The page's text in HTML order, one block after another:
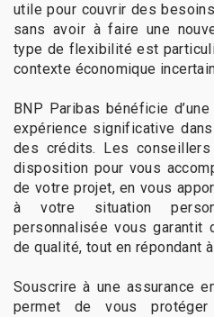
utile pour couvrir des
sans avoir à faire une
type de flexibilité est
contexte économique
BNP Paribas bénéficie
expérience significative
des crédits. Les
disposition pour vous
de votre projet, en vous
à votre situation
personnalisée vous garantit
de qualité, tout en répondant
Souscrire à une assurance
permet de vous